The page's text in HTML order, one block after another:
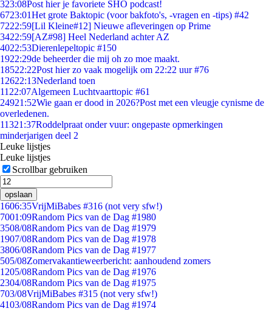
323:08Post hier je favoriete SHO podcast!
6723:01Het grote Baktopic (voor bakfoto's, -vragen en -tips) #42
7222:59[Lil Kleine#12] Nieuwe afleveringen op Prime
3422:59[AZ#98] Heel Nederland achter AZ
4022:53Dierenlepeltopic #150
1922:29de beheerder die mij oh zo moe maakt.
18522:22Post hier zo vaak mogelijk om 22:22 uur #76
12622:13Nederland toen
11 22:07Algemeen Luchtvaarttopic #61
24921:52Wie gaan er dood in 2026?Post met een vleugje cynisme de
overledenen.
11321:37Roddelpraat onder vuur: ongepaste opmerkingen
minderjarigen deel 2
Leuke lijstjes
Leuke lijstjes
Scrollbar gebruiken
opslaan
1606:35VrijMiBabes #316 (not very sfw!)
7001:09Random Pics van de Dag #1980
3508/08Random Pics van de Dag #1979
1907/08Random Pics van de Dag #1978
3806/08Random Pics van de Dag #1977
505/08Zomervakantieweerbericht: aanhoudend zomers
1205/08Random Pics van de Dag #1976
2304/08Random Pics van de Dag #1975
703/08VrijMiBabes #315 (not very sfw!)
4103/08Random Pics van de Dag #1974